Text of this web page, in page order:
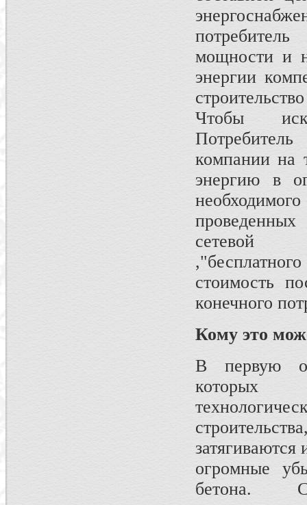
мощности и
энергии
Чтобы
компании на
энергию в
проведенных
сетевой
стоимость
конечного
Кому это
В первую
которых
затягиваются
огромные
бетона.